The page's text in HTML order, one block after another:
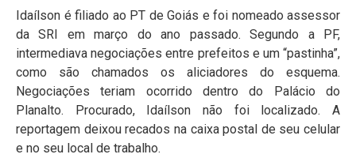
Idaílson é filiado ao PT de Goiás e foi nomeado assessor
da SRI em março do ano passado. Segundo a PF,
intermediava negociações entre prefeitos e um “pastinha”,
como são chamados os aliciadores do esquema.
Negociações teriam ocorrido dentro do Palácio do
Planalto. Procurado, Idaílson não foi localizado. A
reportagem deixou recados na caixa postal de seu celular
e no seu local de trabalho.